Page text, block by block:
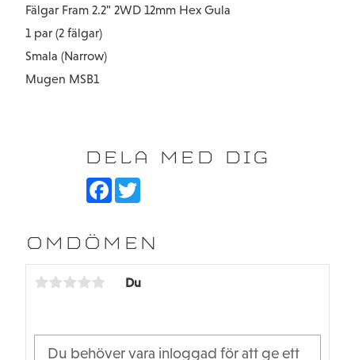
Fälgar Fram 2.2" 2WD 12mm Hex Gula
1 par (2 fälgar)
Smala (Narrow)
Mugen MSB1
DELA MED DIG
F
b
o
T
t
e
OMDÖMEN
Du